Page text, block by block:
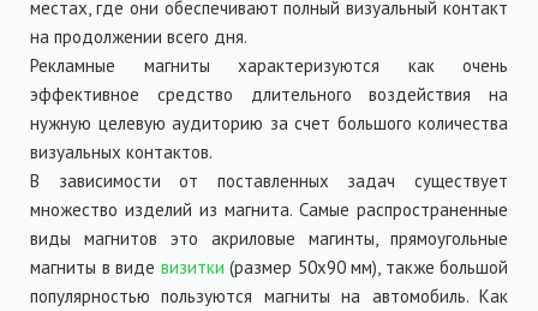
местах, где они обеспечивают полный визуальный контакт
на продолжении всего дня.
Рекламные магниты характеризуются как очень
эффективное средство длительного воздействия на
нужную целевую аудиторию за счет большого количества
визуальных контактов.
В зависимости от поставленных задач существует
множество изделий из магнита. Самые распространенные
виды магнитов это акриловые магинты, прямоугольные
магниты в виде визитки (размер 50х90 мм), также большой
популярностью пользуются магниты на автомобиль. Как